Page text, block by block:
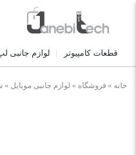
قطعات کامپیوتر لوازم جانبی
خانه » فروشگاه » لوازم جانبی موبایل »